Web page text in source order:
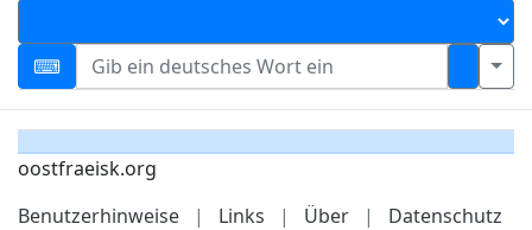
oostfraeisk.org
Benutzerhinweise
| Links | Über | Datenschutz